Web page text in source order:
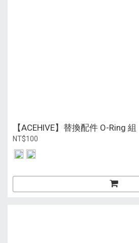
【ACEHIVE】替換配件 O-Ring 組
NT$100